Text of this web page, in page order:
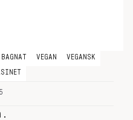
VEGAN VEGANSK